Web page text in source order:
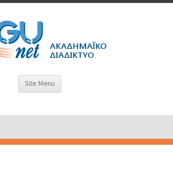
Site Menu